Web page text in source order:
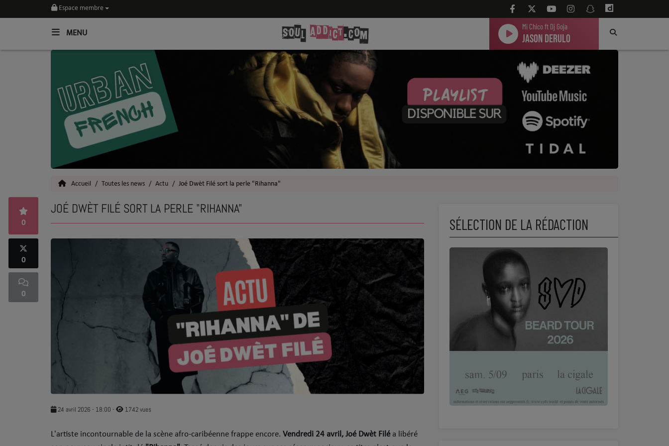
Espace membre
MENU
Mi Chico ft Dj Goja
Jason Derulo
Talents
Top 5
SOUL ADDICT PLAY
Flash News
5 bonnes raisons
C quoi ton Actu ?
URBAN CULTURE
Accueil Toutes les news Actu Joé Dwèt Filé sort la perle "Rihanna"
JOÉ DWÈT FILÉ SORT LA PERLE "RIHANNA"
0
0
0
24 avril 2026 - 18:00 - 1742 vues
L'artiste incontournable de la scène afro-caribéenne frappe encore. Vendredi 24 avril, Joé Dwèt Filé a libéré
SÉLECTION DE LA RÉDACTION